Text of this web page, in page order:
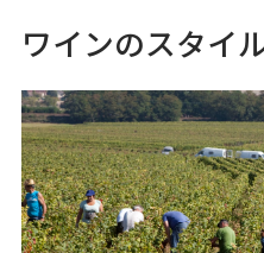
ワインのスタイ